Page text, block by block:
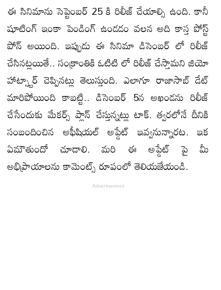
ఈ సినిమాను సెప్టెంబర్ 25 కి రిలీజ్ చేయాల్సి ఉంది. కానీ
షూటింగ్ ఇంకా పెండింగ్ ఉండడం వలన అది కాస్త పోస్ట్
పోన్ అయింది. ఇప్పుడు ఈ సినిమా డిసెంబర్ లో రిలీజ్
చేసినట్లయితే.. సంక్రాంతికి ఓటిటి లో రిలీజ్ చేస్తామని జియో
హాట్స్టార్ చెప్పినట్లు తెలుస్తుంది. ఎలాగూ రాజాసాబ్ డేట్
మారిపోయింది కాబట్టి.. డిసెంబర్ 5న అఖండను రిలీజ్
చేసేందుకు మేకర్స్ ప్లాన్ చేస్తున్నట్లు టాక్. త్వరలోనే దీనికి
సంబందించిన అఫీషియల్ అప్డేట్ ఇవ్వనున్నారట. ఇక
ఏమౌతుందో చూడాలి. మరి ఈ అప్డేట్ పై మీ
అభిప్రాయాలను కామెంట్స్ రూపంలో తెలియజేయండి.